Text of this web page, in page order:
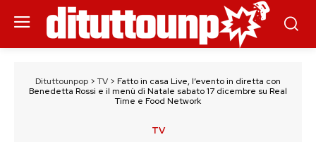
Dituttounpop > TV > Fatto in casa Live, l’evento in diretta con
Benedetta Rossi e il menù di Natale sabato 17 dicembre su Real
Time e Food Network
TV